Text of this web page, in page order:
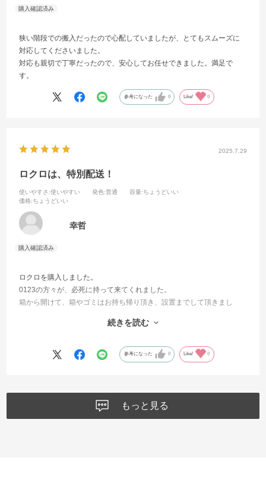
狭い階段での搬入だったので心配していましたが、とてもスムーズに
対応してくださいました。
対応も親切で丁寧だったので、安心してお任せできました。満足で
す。
参考になった 0 Like! 0
2025.7.29
ロクロは、特別配送！
使いやすさ :使いやすい 発色:普通 容量:ちょうどいい
価格:ちょうどいい
幸哲
ロクロを購入しました。
0123の方々が、必死に持って来てくれました。
箱から開けて、箱やゴミはお持ち帰り頂き、設置までして頂きまし
引っ越し部門とは違う、特別配送部隊との事でした。
全く問題はございません！
続きを読む
参考になった 0 Like! 0
もっと見る